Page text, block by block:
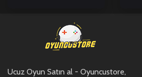
Ucuz Oyun Satın al - Oyuncustore,